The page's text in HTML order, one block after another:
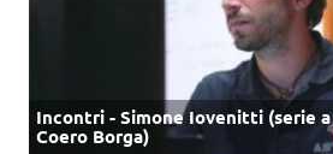
Incontri - Simone Iovenitti (serie
Coero Borga)